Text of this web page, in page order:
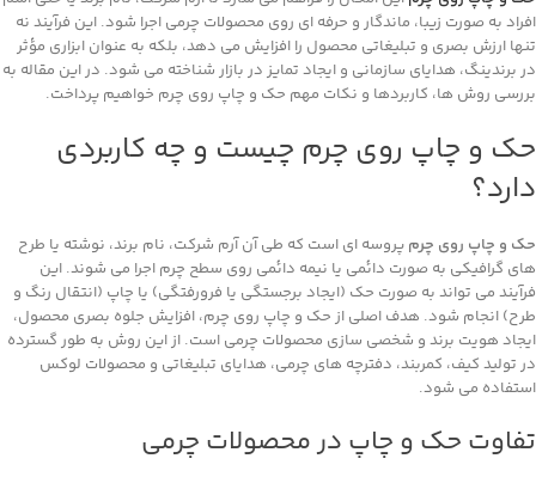
افراد به ‌صورت زیبا، ماندگار و حرفه ‌ای روی محصولات چرمی اجرا شود. این فرآیند نه‌
تنها ارزش بصری و تبلیغاتی محصول را افزایش می ‌دهد، بلکه به‌ عنوان ابزاری مؤثر
در برندینگ، هدایای سازمانی و ایجاد تمایز در بازار شناخته می‌ شود. در این مقاله به
بررسی روش‌ ها، کاربردها و نکات مهم حک و چاپ روی چرم خواهیم پرداخت.
حک و چاپ روی چرم چیست و چه کاربردی
دارد؟
حک و چاپ روی چرم پروسه ای است که طی آن آرم شرکت، نام برند، نوشته یا طرح
‌های گرافیکی به ‌صورت دائمی یا نیمه ‌دائمی روی سطح چرم اجرا می ‌شوند. این
فرآیند می ‌تواند به‌ صورت حک (ایجاد برجستگی یا فرورفتگی) یا چاپ (انتقال رنگ و
طرح) انجام شود. هدف اصلی از حک و چاپ روی چرم، افزایش جلوه بصری محصول،
ایجاد هویت برند و شخصی‌ سازی محصولات چرمی است. از این روش به ‌طور گسترده
در تولید کیف، کمربند، دفترچه‌ های چرمی، هدایای تبلیغاتی و محصولات لوکس
استفاده می‌ شود.
تفاوت حک و چاپ در محصولات چرمی